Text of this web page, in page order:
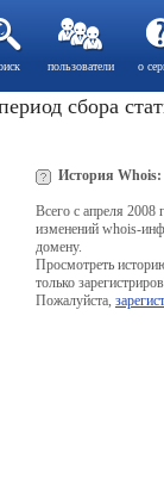
пользователи о
сбора
История Whois:
Всего с апреля 2008
изменений whois-
домену.
Просмотреть
только
Пожалуйста,